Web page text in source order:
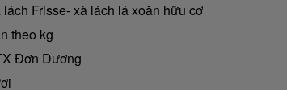
lách Frisse- xà lách lá xoăn hữu cơ
theo kg
Đơn Dương